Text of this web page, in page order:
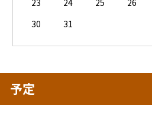
30
31
予定